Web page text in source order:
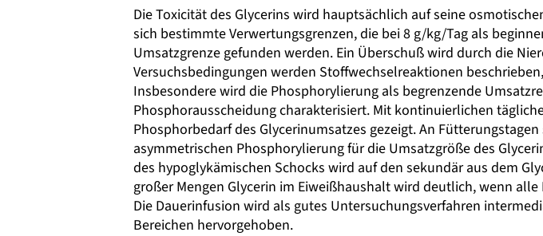
Die Toxicität des Glycerins wird hauptsächlich auf seine
sich bestimmte Verwertungsgrenzen, die bei 8 g/kg/Tag als
Umsatzgrenze gefunden werden. Ein Überschuß wird durch die
Versuchsbedingungen werden Stoffwechselreaktionen
Insbesondere wird die Phosphorylierung als begrenzende
Phosphorausscheidung charakterisiert. Mit kontinuierlichen
Phosphorbedarf des Glycerinumsatzes gezeigt. An
asymmetrischen Phosphorylierung für die Umsatzgröße des
des hypoglykämischen Schocks wird auf den sekundär aus dem
großer Mengen Glycerin im Eiweißhaushalt wird deutlich, wenn
Die Dauerinfusion wird als gutes Untersuchungsverfahren
Bereichen hervorgehoben.